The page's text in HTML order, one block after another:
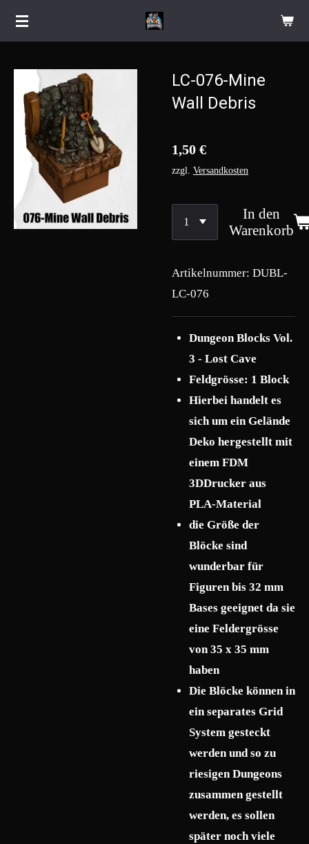
Zum
LC-076-Mine
Wall Debris
1,50 €
zzgl. Versandkosten
In den
Warenkorb
Artikelnummer: DUBL-
LC-076
Dungeon Blocks Vol.
3 - Lost Cave
Feldgrösse: 1 Block
Hierbei handelt es
sich um ein Gelände
Deko hergestellt mit
einem FDM
3DDrucker aus
PLA-Material
die Größe der
Blöcke sind
wunderbar für
Figuren bis 32 mm
Bases geeignet da sie
eine Feldergrösse
von 35 x 35 mm
haben
Die Blöcke können in
ein separates Grid
System gesteckt
werden und so zu
riesigen Dungeons
zusammen gestellt
werden, es sollen
später noch viele